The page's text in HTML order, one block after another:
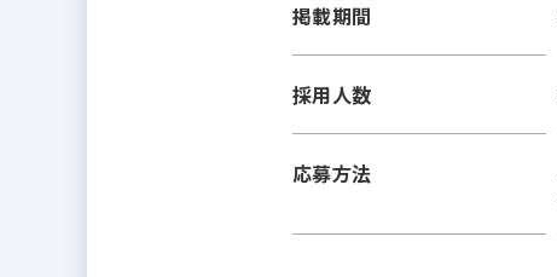
掲載期間
採用人数
応募方法